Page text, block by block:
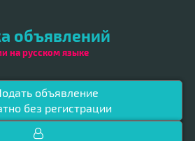
объявлений
на русском языке
объявление
без регистрации